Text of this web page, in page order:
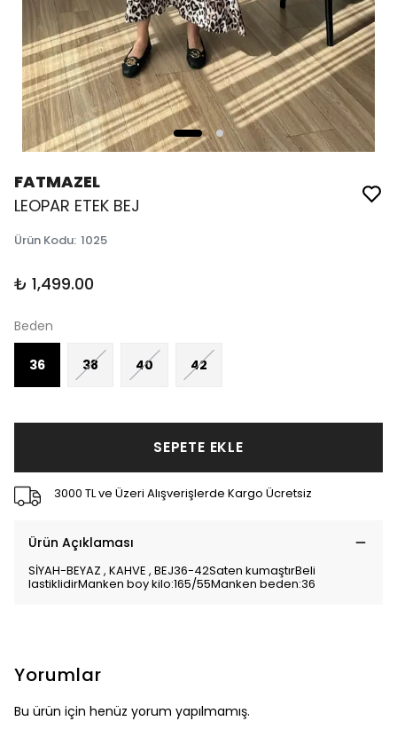
FATMAZEL
LEOPAR ETEK BEJ
Ürün Kodu: 1025
₺ 1,499.00
Beden
36 38 40 42
SEPETE EKLE
3000 TL ve Üzeri Alışverişlerde Kargo Ücretsiz
Ürün Açıklaması
SİYAH-BEYAZ , KAHVE , BEJ36-42Saten kumaştırBeli
lastiklidirManken boy kilo:165/55Manken beden:36
Yorumlar
Bu ürün için henüz yorum yapılmamış.